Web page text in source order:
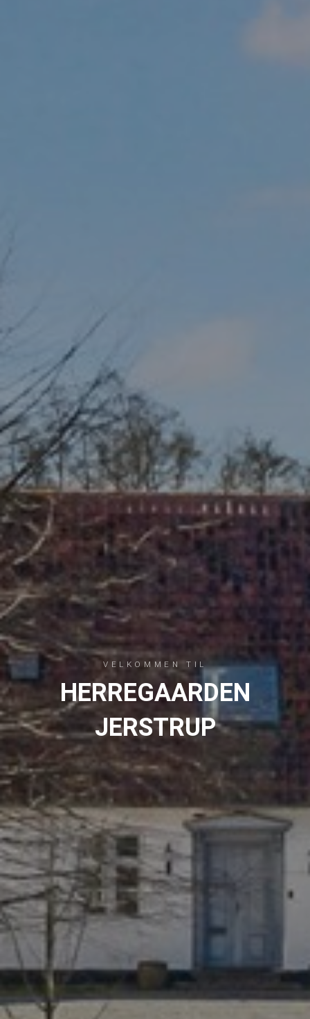
VELKOMMEN TIL
HERREGAARDEN
JERSTRUP